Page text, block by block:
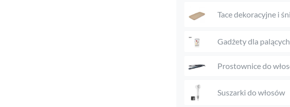
Tace dekoracyjne i
Gadżety dla palących
Prostownice do
Suszarki do włosów